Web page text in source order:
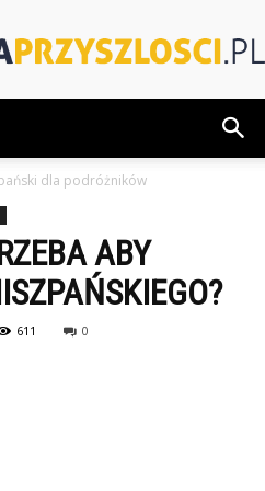
dla podróżników
ABY
611 0